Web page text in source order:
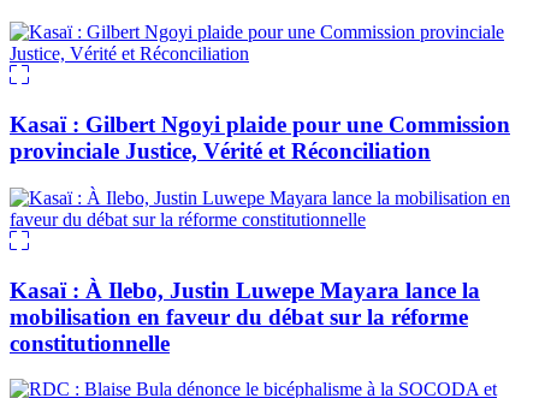
Kasaï : Gilbert Ngoyi plaide pour une Commission
provinciale Justice, Vérité et Réconciliation
Kasaï : À Ilebo, Justin Luwepe Mayara lance la
mobilisation en faveur du débat sur la réforme
constitutionnelle